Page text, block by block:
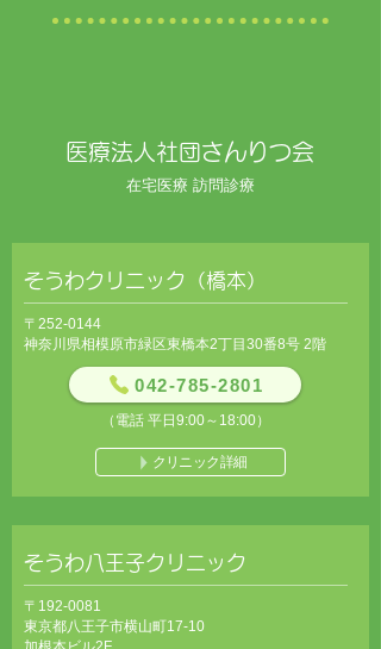
医療法人社団さんりつ会​​
在宅医療 訪問診療
そうわクリニック（橋本）
〒252-0144
神奈川県相模原市緑区東橋本2丁目30番8号 2階
042-785-2801
（電話 平日9:00～18:00）
クリニック詳細
そうわ八王子クリニック
〒192-0081
東京都八王子市横山町17-10